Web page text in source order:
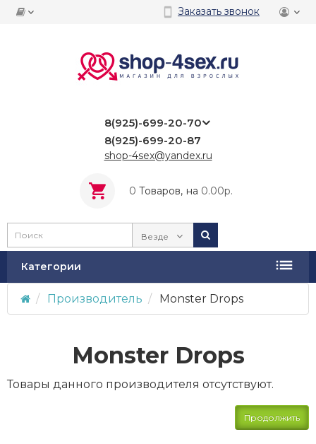
Заказать звонок
8(925)-699-20-70
8(925)-699-20-87
shop-4sex@yandex.ru
0 Tоваров, на 0.00р.
Везде
Категории
Производитель Monster Drops
Monster Drops
Товары данного производителя отсутствуют.
Продолжить